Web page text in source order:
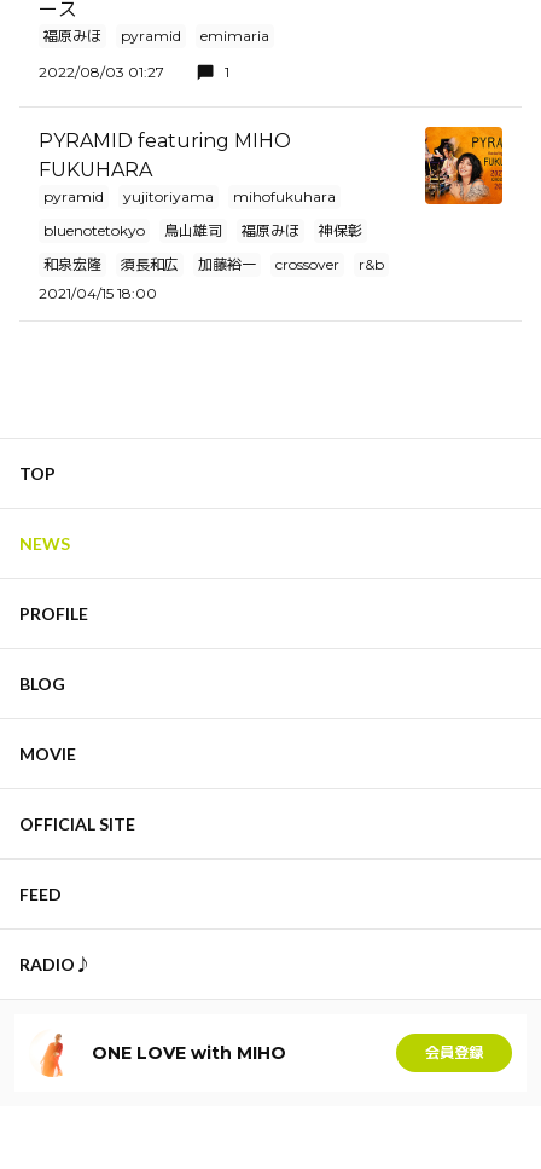
ース
福原みほ pyramid
emimaria
2022/08/03 01:27
1
PYRAMID featuring MIHO
FUKUHARA
pyramid yujitoriyama
mihofukuhara
bluenotetokyo
鳥山雄司 福原みほ
神保彰
和泉宏隆
須長和広 加藤裕一 crossover
r&b
2021/04/15 18:00
TOP
NEWS
PROFILE
BLOG
MOVIE
OFFICIAL SITE
FEED
RADIO♪
ONE LOVE with MIHO 会員登録